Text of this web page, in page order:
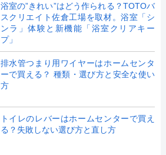
浴室の”きれい”はどう作られる？TOTOバ
スクリエイト佐倉工場を取材。浴室「シ
ンラ」体験と新機能「浴室クリアキー
プ」
排水管つまり用ワイヤーはホームセンタ
ーで買える？ 種類・選び方と安全な使い
方
トイレのレバーはホームセンターで買え
る？失敗しない選び方と直し方